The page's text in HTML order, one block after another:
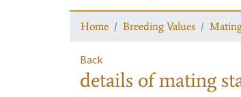
Home Breeding Values
Back
details of mating